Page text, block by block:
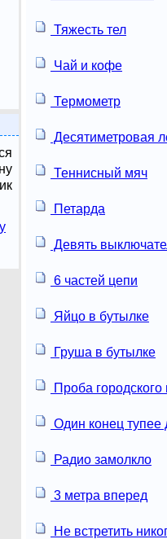
Тяжесть тел
Чай и кофе
Термометр
Десятиметровая
Теннисный мяч
Петарда
Девять
6 частей цепи
Яйцо в бутылке
Груша в бутылке
Проба городского
Один конец тупее
Радио замолкло
3 метра вперед
Не встретить